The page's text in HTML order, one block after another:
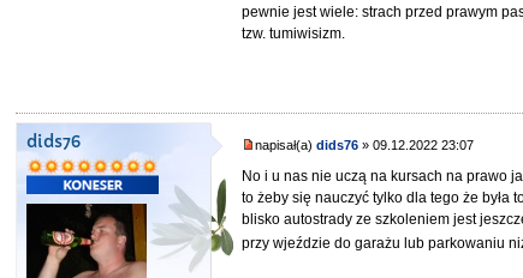
pewnie jest wiele: strach przed prawym
tzw. tumiwisizm.
dids76 napisał(a)dids76 » 09.12.2022 23:07
No i u nas nie uczą na kursach na prawo
to żeby się nauczyć tylko dla tego że była
blisko autostrady ze szkoleniem jest
przy wjeździe do garażu lub parkowaniu